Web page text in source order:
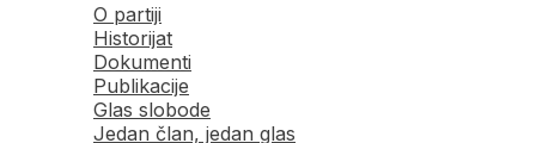
O partiji
Historijat
Dokumenti
Publikacije
Glas slobode
Jedan član, jedan glas